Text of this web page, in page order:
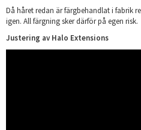
Då håret redan är färgbehandlat i fabrik
igen. All färgning sker därför på egen risk.
Justering av Halo Extensions